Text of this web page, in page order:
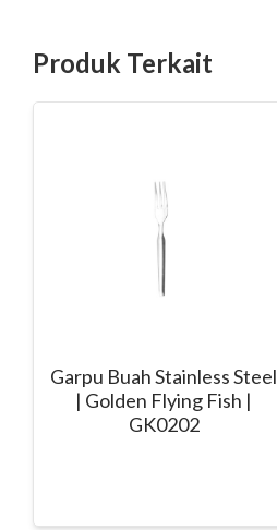
Produk Terkait
Garpu Buah Stainless Steel
| Golden Flying Fish |
GK0202